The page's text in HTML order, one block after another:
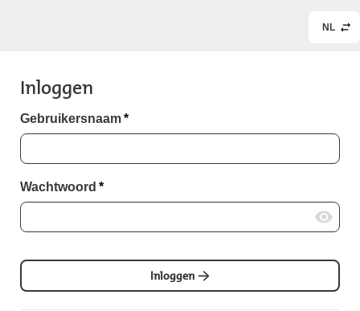
NL
Inloggen
Gebruikersnaam*
Wachtwoord *
Inloggen